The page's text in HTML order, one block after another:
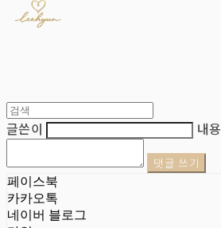
글쓴이 내용
댓글 쓰기
페이스북
카카오톡
네이버 블로그